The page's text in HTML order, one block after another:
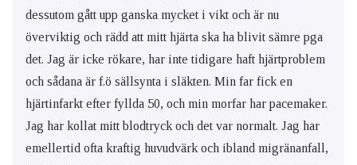
dessutom gått upp ganska mycket i vikt och är nu
överviktig och rädd att mitt hjärta ska ha blivit sämre pga
det. Jag är icke rökare, har inte tidigare haft hjärtproblem
och sådana är f.ö sällsynta i släkten. Min far fick en
hjärtinfarkt efter fyllda 50, och min morfar har pacemaker.
Jag har kollat mitt blodtryck och det var normalt. Jag har
emellertid ofta kraftig huvudvärk och ibland migränanfall,